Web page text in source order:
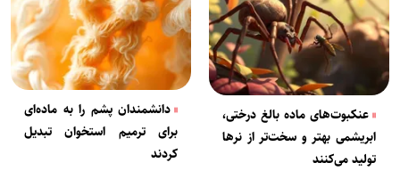
عنکبوت‌های ماده بالغ درختی،
ابریشمی بهتر و سخت‌تر از نر‌ها
تولید می‌کنند
دانشمندان پشم را به ماده‌ای
برای ترمیم استخوان تبدیل
کردند